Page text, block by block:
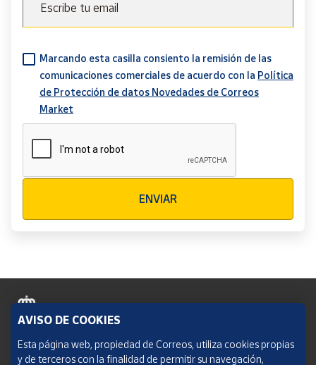
Escribe tu email
Marcando esta casilla consiento la remisión de las
comunicaciones comerciales de acuerdo con la Política
de Protección de datos Novedades de Correos
Market
ENVIAR
Política de cookies
AVISO DE COOKIES
Esta página web, propiedad de Correos, utiliza cookies propias
y de terceros con la finalidad de permitir su navegación,